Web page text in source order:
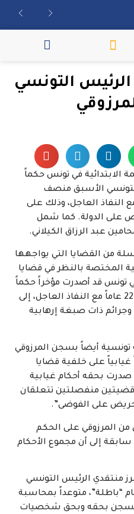
التونسي
الابتدائية في تونس حكماً
الأسبق منصف
العاجل، وذلك على
على الدولة. كما شمل
عبد الرزاق الكيلاني.
من القضايا التي يواجهها
المختصة بالنظر في قضايا
في تونس قد أصدرت مؤخراً حكماً
غيابياً آخر يقضي بسجنه لمدة 22 عاماً مع النفاذ العاجل، إلى
وجرائم ذات صبغة إرهابية
محكمة تونسية أيضاً بسجن المرزوقي
خارج البلاد- 22 عاماً غيابياً على خلفية قضايا
بحقه أحكام غيابية
12 عاماً في قضيتين منفصلتين تتعلقان
على الفوضى”.
المرزوقي على الحكم
سابقة إلى أن مجموع الأحكام
منتقدي الرئيس التونسي
“باطلة”، متوعداً بمحاسبة
السجن بحقه وبحق شخصيات